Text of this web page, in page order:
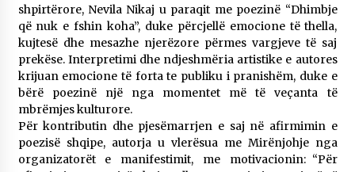
shpirtërore, Nevila Nikaj u paraqit me poezinë “Dhimbje
që nuk e fshin koha”, duke përcjellë emocione të thella,
kujtesë dhe mesazhe njerëzore përmes vargjeve të saj
prekëse. Interpretimi dhe ndjeshmëria artistike e autores
krijuan emocione të forta te publiku i pranishëm, duke e
bërë poezinë një nga momentet më të veçanta të
mbrëmjes kulturore.
Për kontributin dhe pjesëmarrjen e saj në afirmimin e
poezisë shqipe, autorja u vlerësua me Mirënjohje nga
organizatorët e manifestimit, me motivacionin: “Për